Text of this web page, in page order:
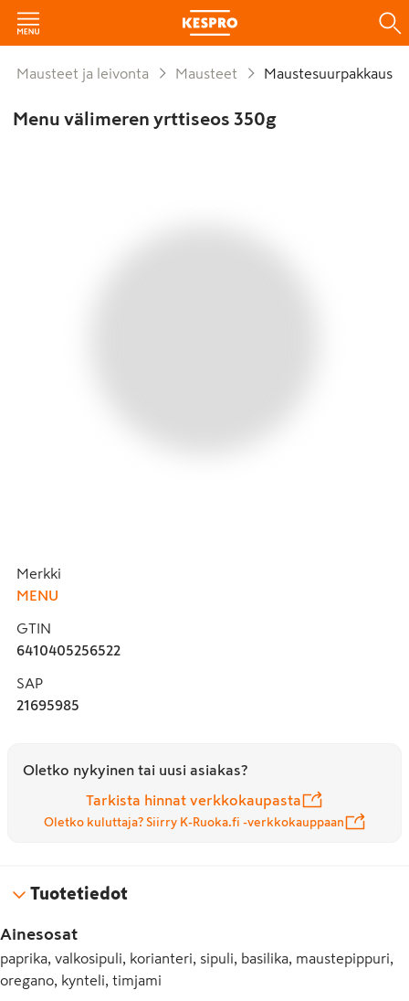
Mausteet ja leivonta Mausteet Maustesuurpakkaus
Menu välimeren yrttiseos 350g
Merkki
MENU
GTIN
6410405256522
SAP
21695985
Oletko nykyinen tai uusi asiakas?
Tarkista hinnat verkkokaupasta
Oletko kuluttaja? Siirry K-Ruoka.fi -verkkokauppaan
Tuotetiedot
Ainesosat
paprika, valkosipuli, korianteri, sipuli, basilika, maustepippuri,
oregano, kynteli, timjami